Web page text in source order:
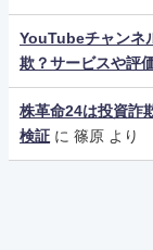
YouTubeチャンネ
欺？サービスや評
株革命24は投資詐
検証 に 篠原 より